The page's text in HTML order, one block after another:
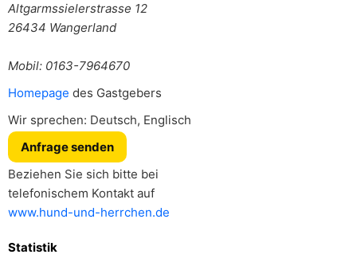
Altgarmssielerstrasse 12
26434 Wangerland
Mobil: 0163-7964670
Homepage des Gastgebers
Wir sprechen: Deutsch, Englisch
Anfrage senden
Beziehen Sie sich bitte bei
telefonischem Kontakt auf
www.hund-und-herrchen.de
Statistik